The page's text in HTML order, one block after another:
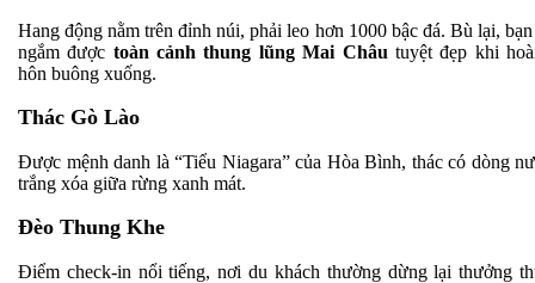
Hang động nằm trên đỉnh núi, phải leo hơn 1000 bậc đá. Bù lại, bạn
ngắm được toàn cảnh thung lũng Mai Châu tuyệt đẹp khi
hôn buông xuống.
Thác Gò Lào
Được mệnh danh là “Tiểu Niagara” của Hòa Bình, thác có dòng
trắng xóa giữa rừng xanh mát.
Đèo Thung Khe
Điểm check-in nổi tiếng, nơi du khách thường dừng lại thưởng